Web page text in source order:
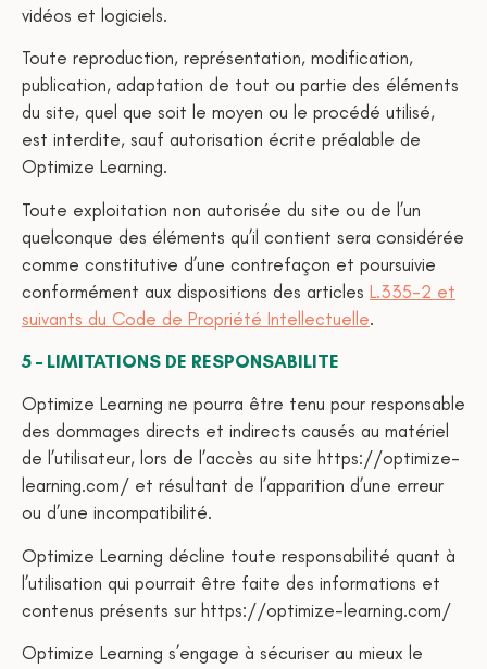
vidéos et logiciels.
Toute reproduction, représentation, modification,
publication, adaptation de tout ou partie des éléments
du site, quel que soit le moyen ou le procédé utilisé,
est interdite, sauf autorisation écrite préalable de
Optimize Learning.
Toute exploitation non autorisée du site ou de l’un
quelconque des éléments qu’il contient sera considérée
comme constitutive d’une contrefaçon et poursuivie
conformément aux dispositions des articles L.335-2 et
suivants du Code de Propriété Intellectuelle.
5 – LIMITATIONS DE RESPONSABILITE
Optimize Learning ne pourra être tenu pour responsable
des dommages directs et indirects causés au matériel
de l’utilisateur, lors de l’accès au site https://optimize-
learning.com/ et résultant de l’apparition d’une erreur
ou d’une incompatibilité.
Optimize Learning décline toute responsabilité quant à
l’utilisation qui pourrait être faite des informations et
contenus présents sur https://optimize-learning.com/
Optimize Learning s’engage à sécuriser au mieux le